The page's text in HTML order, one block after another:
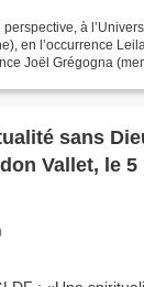
à
en l’occurrence
Joël Grégogna
sans
Vallet, le 5